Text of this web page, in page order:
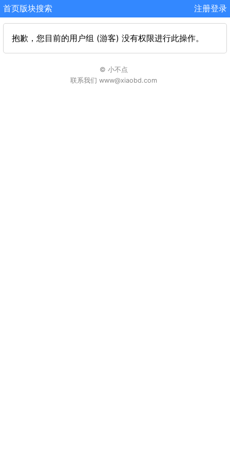
首页版块搜索 注册登录
抱歉，您目前的用户组 (游客) 没有权限进行此操作。
© 小不点
联系我们 www@xiaobd.com